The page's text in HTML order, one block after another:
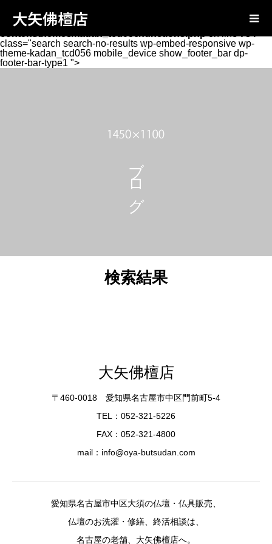
on null in /home/xs131346/oya-
butsudan.com/public_html/wp-
class="search search-no-results wp-embed-responsive wp-
theme-kadan_tcd056 mobile_device show_footer_bar dp-
footer-bar-type1 ">
大矢佛檀店
ブログ
検索結果
大矢佛檀店
〒460-0018 愛知県名古屋市中区門前町5-4
TEL：052-321-5226
FAX：052-321-4800
mail：info@oya-butsudan.com
愛知県名古屋市中区大須の仏壇・仏具販売、
仏壇のお洗濯・修繕、終活相談は、
名古屋の老舗、大矢佛檀店へ。